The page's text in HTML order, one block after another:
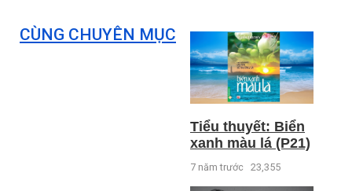
CÙNG CHUYÊN MỤC
Tiểu thuyết: Biển
xanh màu lá (P21)
7 năm trước 23,355